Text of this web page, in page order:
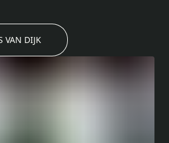
VAN DIJK